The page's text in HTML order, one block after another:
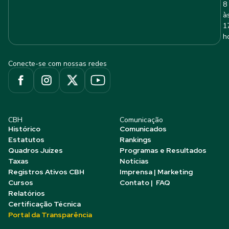
8
Conecte-se com nossas redes
CBH
Histórico
Estatutos
Quadros Juízes
Taxas
Registros Ativos CBH
Cursos
Relatórios
Certificação Técnica
Portal da Transparência
Comunicação
Comunicados
Rankings
Programas e Resultados
Notícias
Imprensa | Marketing
Contato | FAQ